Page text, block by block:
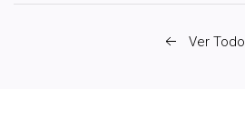
Ver Todo